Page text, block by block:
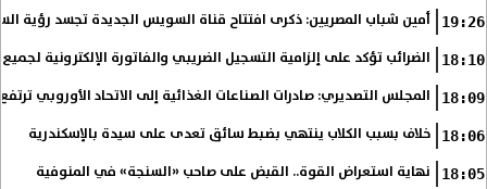
19:26 أمين شباب المصريين: ذكرى افتتاح قناة السويس الجديدة تجسد رؤية
18:10 الضرائب تؤكد على إلزامية التسجيل الضريبي والفاتورة الإلكترونية
18:09 المجلس التصديري: صادرات الصناعات الغذائية إلى الاتحاد الأوروبي ترتفع 15.4% خلال النصف الأول من
18:06 خلاف بسبب الكلاب ينتهي بضبط سائق تعدى على سيدة بالإسكندرية
18:05 نهاية استعراض القوة.. القبض على صاحب «السنجة» في المنوفية